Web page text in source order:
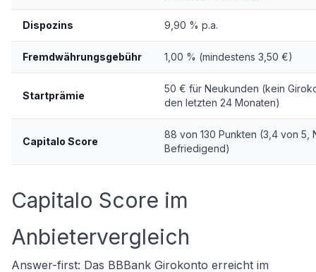
Dispozins 9,90 % p.a.
Fremdwährungsgebühr 1,00 % (mindestens 3,50 €)
Startprämie
50 € für Neukunden (kein
den letzten 24 Monaten)
Capitalo Score
88 von 130 Punkten (3,4 von 5,
Befriedigend)
Capitalo Score im
Anbietervergleich
Answer-first: Das BBBank Girokonto erreicht im